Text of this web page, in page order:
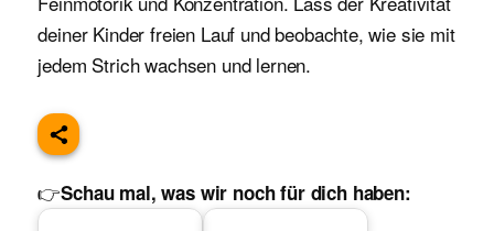
deiner Kinder freien Lauf und beobachte, wie sie mit
jedem Strich wachsen und lernen.
👉Schau mal, was wir noch für dich haben: